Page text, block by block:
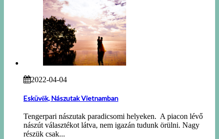
2022-04-04
Esküvők, Nászutak Vietnamban
Tengerpari nászutak paradicsomi helyeken. A piacon lévő
nászút választékot látva, nem igazán tudunk örülni. Nagy
részük csak...